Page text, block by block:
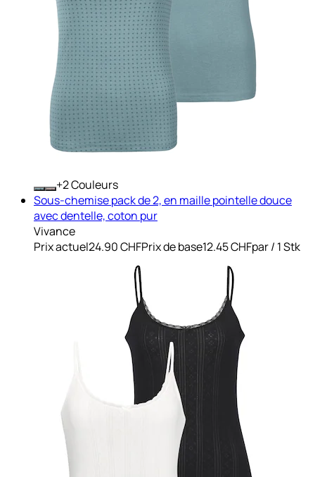
+ Couleurs
Sous-chemise pack de 2, en maille pointelle douce
avec dentelle, coton pur
Vivance
Prix actuel24.90 CHFPrix de base12.45 CHFpar/ 1 Stk